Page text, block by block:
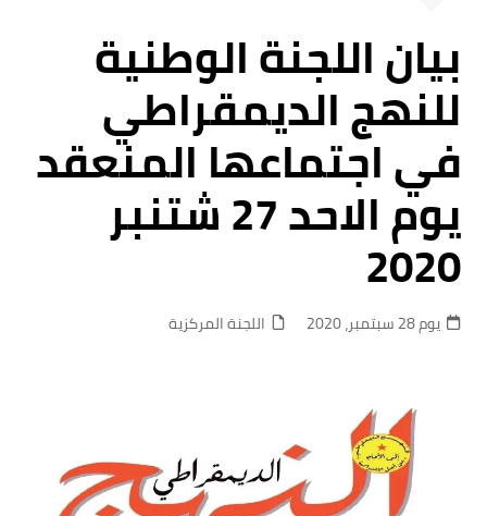
بيان اللجنة الوطنية
للنهج الديمقراطي
في اجتماعها المنعقد
يوم الاحد 27 شتنبر
2020
يوم 28 سبتمبر، 2020 اللجنة المركزية